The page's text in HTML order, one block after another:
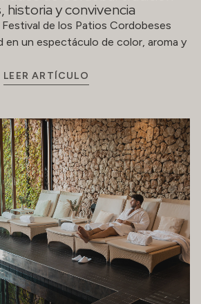
descubre los exclusivos
el ritmo diario nos empuja
espacios dedicados al
en una necesidad….
LEER ARTÍCULO